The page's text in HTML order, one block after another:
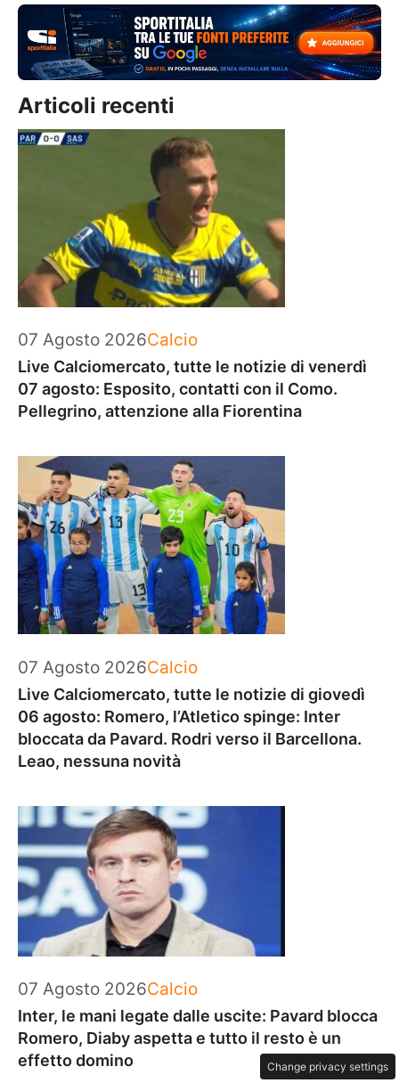
Articoli recenti
07 Agosto 2026Categorie
Calcio
Live Calciomercato, tutte le notizie di venerdì
07 agosto: Esposito, contatti con il Como.
Pellegrino, attenzione alla Fiorentina
07 Agosto 2026Categorie
Calcio
Live Calciomercato, tutte le notizie di giovedì
06 agosto: Romero, l’Atletico spinge: Inter
bloccata da Pavard. Rodri verso il Barcellona.
Leao, nessuna novità
07 Agosto 2026Categorie
Calcio
Inter, le mani legate dalle uscite: Pavard blocca
Romero, Diaby aspetta e tutto il resto è un
effetto domino
Change privacy settings